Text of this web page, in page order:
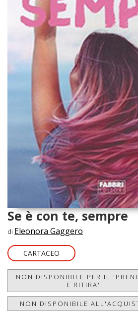
Se è con te, sempre
di Eleonora Gaggero
CARTACEO
NON DISPONIBILE PER IL
E RITIRA'
NON DISPONIBILE